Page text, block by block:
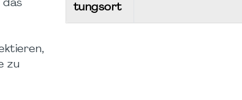
das
zu
tungsort
LG